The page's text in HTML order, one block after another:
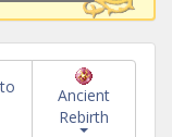
Ancient
Rebirth